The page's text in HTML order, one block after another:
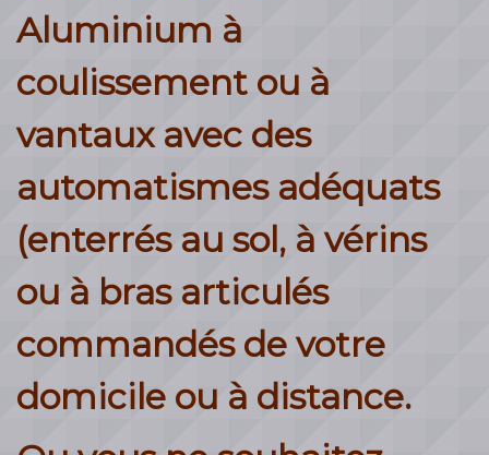
Aluminium à
coulissement ou à
vantaux avec des
automatismes adéquats
(enterrés au sol, à vérins
ou à bras articulés
commandés de votre
domicile ou à distance.